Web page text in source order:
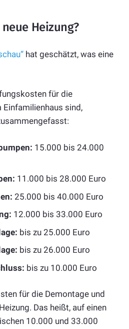
Heizung?
hat geschätzt, was eine
für die
sind,
15.000 bis 24.000
11.000 bis 28.000 Euro
25.000 bis 40.000 Euro
12.000 bis 33.000 Euro
bis zu 25.000 Euro
bis zu 26.000 Euro
bis zu 10.000 Euro
für die Demontage und
Das heißt, auf einen
10.000 und 33.000